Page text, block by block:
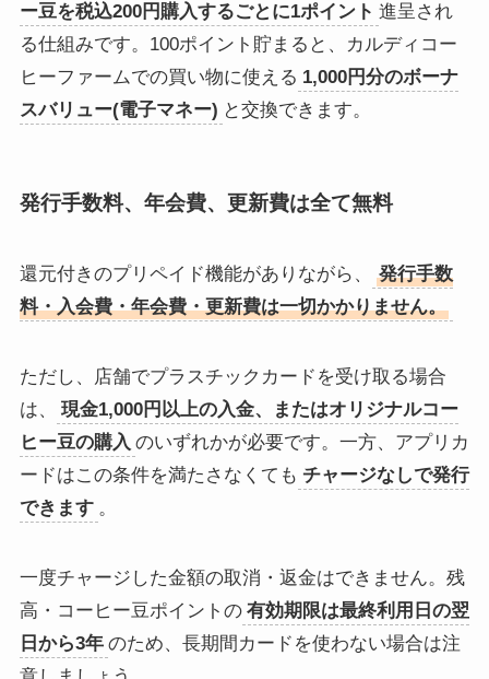
ー豆を税込200円購入するごとに1ポイント 進呈され
る仕組みです。100ポイント貯まると、カルディコー
ヒーファームでの買い物に使える 1,000円分のボーナ
スバリュー(電子マネー) と交換できます。
発行手数料、年会費、更新費は全て無料
還元付きのプリペイド機能がありながら、
発行手数
料・入会費・年会費・更新費は一切かかりません。
ただし、店舗でプラスチックカードを受け取る場合
は、
現金1,000円以上の入金、またはオリジナルコー
ヒー豆の購入 のいずれかが必要です。一方、アプリカ
ードはこの条件を満たさなくても チャージなしで発行
できます 。
一度チャージした金額の取消・返金はできません。残
高・コーヒー豆ポイントの 有効期限は最終利用日の翌
日から3年 のため、長期間カードを使わない場合は注